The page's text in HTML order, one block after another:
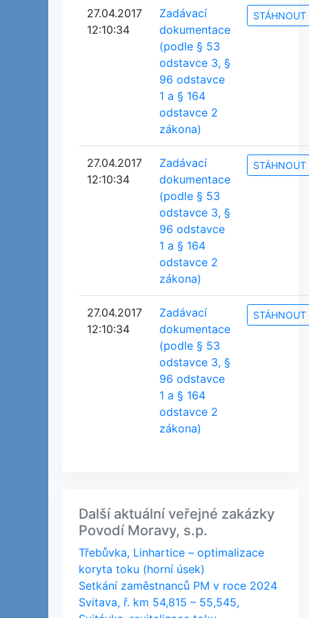
27.04.2017
12:10:34
Zadávací
dokumentace
(podle § 53
odstavce 3, §
96 odstavce
1 a § 164
odstavce 2
zákona)
STÁHNOUT
27.04.2017
12:10:34
Zadávací
dokumentace
(podle § 53
odstavce 3, §
96 odstavce
1 a § 164
odstavce 2
zákona)
STÁHNOUT
27.04.2017
12:10:34
Zadávací
dokumentace
(podle § 53
odstavce 3, §
96 odstavce
1 a § 164
odstavce 2
zákona)
STÁHNOUT
Další aktuální veřejné zakázky
Povodí Moravy, s.p.
Třebůvka, Linhartice – optimalizace
koryta toku (horní úsek)
Setkání zaměstnanců PM v roce 2024
Svitava, ř. km 54,815 – 55,545,